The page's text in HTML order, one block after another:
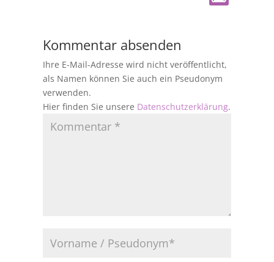
Kommentar absenden
Ihre E-Mail-Adresse wird nicht veröffentlicht,
als Namen können Sie auch ein Pseudonym
verwenden.
Hier finden Sie unsere Datenschutzerklärung.